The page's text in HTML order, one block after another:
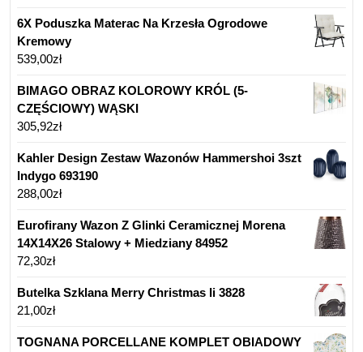
6X Poduszka Materac Na Krzesła Ogrodowe
Kremowy
539,00zł
BIMAGO OBRAZ KOLOROWY KRÓL (5-
CZĘŚCIOWY) WĄSKI
305,92zł
Kahler Design Zestaw Wazonów Hammershoi 3szt
Indygo 693190
288,00zł
Eurofirany Wazon Z Glinki Ceramicznej Morena
14X14X26 Stalowy + Miedziany 84952
72,30zł
Butelka Szklana Merry Christmas Ii 3828
21,00zł
TOGNANA PORCELLANE KOMPLET OBIADOWY